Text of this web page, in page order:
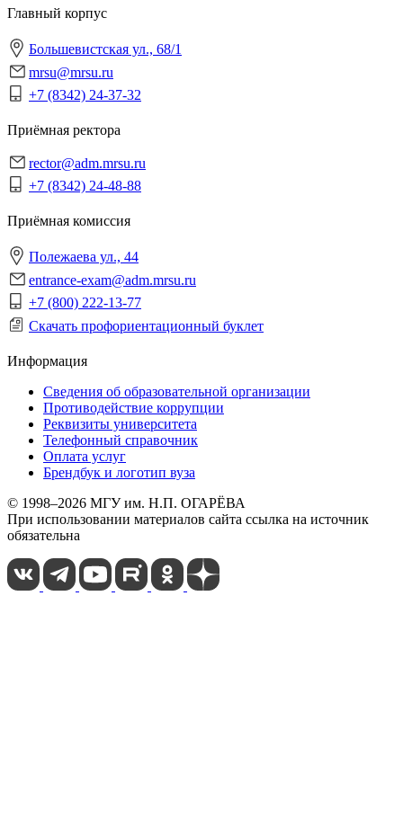
Главный корпус
Большевистская ул., 68/1
mrsu@mrsu.ru
+7 (8342) 24-37-32
Приёмная ректора
rector@adm.mrsu.ru
+7 (8342) 24-48-88
Приёмная комиссия
Полежаева ул., 44
entrance-exam@adm.mrsu.ru
+7 (800) 222-13-77
Скачать профориентационный буклет
Информация
Сведения об образовательной организации
Противодействие коррупции
Реквизиты университета
Телефонный справочник
Оплата услуг
Брендбук и логотип вуза
© 1998–2026 МГУ им. Н.П. ОГАРЁВА
При использовании материалов сайта ссылка на источник
обязательна